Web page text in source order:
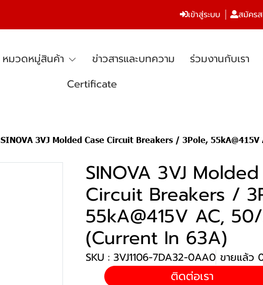
เข้าสู่ระบบ สมัคร
หมวดหมู่สินค้า ข่าวสารและบทความ ร่วมงานกับเรา
Certificate
SINOVA 3VJ Molded Case Circuit Breakers / 3Pole,
SINOVA 3VJ
Circuit Breakers /
55kA@415V AC,
(Current In 63A)
SKU : 3VJ1106-7DA32-0AA0 ขายแล้ว
ติดต่อเรา